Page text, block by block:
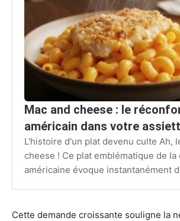
Mac and cheese : le
américain dans votre
L'histoire d'un plat devenu culte Ah,
cheese ! Ce plat emblématique de la
américaine évoque instantanément
Cette demande croissante souligne la